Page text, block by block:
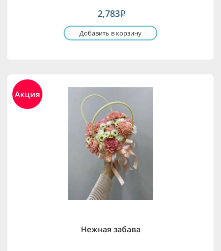
2,783i
Добавить в корзину
Акция
Нежная забава